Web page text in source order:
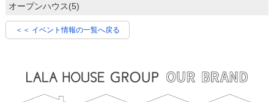
オープンハウス(5)
＜＜ イベント情報の一覧へ戻る